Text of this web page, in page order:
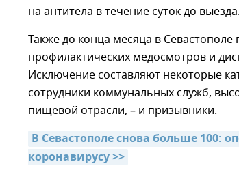
на антитела в течение суток до выезда.
Также до конца месяца в
профилактических медосмотров и
Исключение составляют некоторые
сотрудники коммунальных служб,
пищевой отрасли, – и призывники.
В Севастополе снова больше 100:
коронавирусу >>